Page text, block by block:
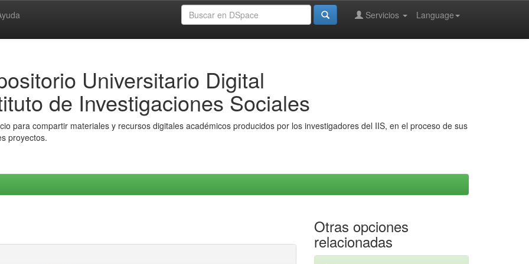
Language
Servicios
Universitario Digital
de Investigaciones Sociales
para compartir materiales y recursos digitales académicos producidos por los investigadores del IIS, en el proceso de sus
proyectos.
Otras opciones
relacionadas